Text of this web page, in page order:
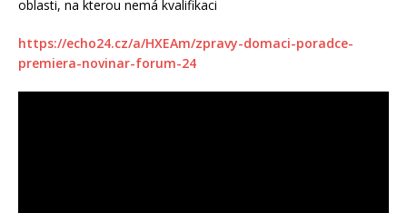
oblasti, na kterou nemá kvalifikaci
https://echo24.cz/a/HXEAm/zpravy-domaci-poradce-
premiera-novinar-forum-24